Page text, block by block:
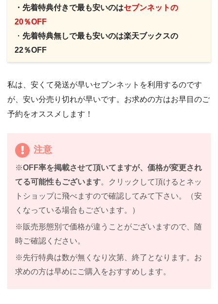
・先着特典付きで最も安いのはセブンネットの
20％OFF
・ 先着特典無しで最も安いのは楽天ブックスの
22％OFF
私は、安くて発送が早いセブンネットを利用するのです
が、安い分売り切れが早いです。お求めの方はお早目のご
予約をオススメします！
注意
※OFF率を掲載させて頂いてますが、価格が変更され
てる可能性もございます。クリックして頂けるとネッ
トショップに飛べますので確認してみて下さい。（安
くなっている場合もございます。）
※販売形態別で価格が違うことがございますので、随
時ご確認ください。
※先行特典は数が無くなり次第、終了となります。お
求めの方は早めにご購入をおすすめします。